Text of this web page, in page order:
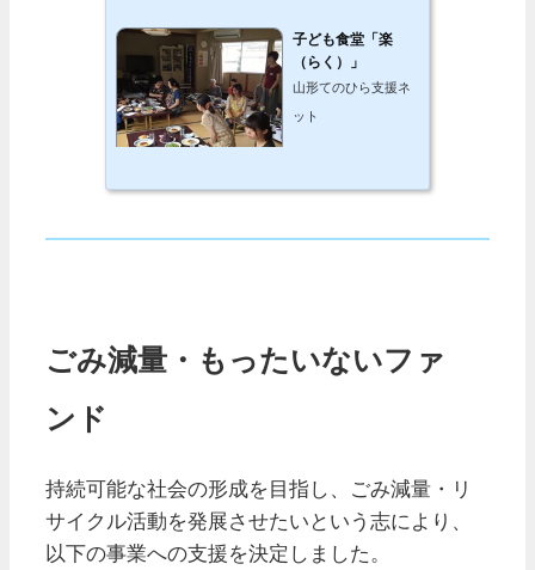
子ども食堂「楽
（らく）」
山形てのひら支援ネ
ット
ごみ減量・もったいないファ
ンド
持続可能な社会の形成を目指し、ごみ減量・リ
サイクル活動を発展させたいという志により、
以下の事業への支援を決定しました。